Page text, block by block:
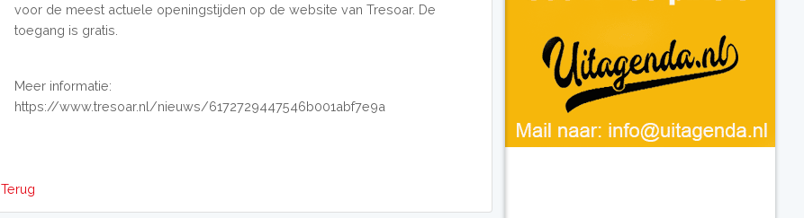
voor de meest actuele openingstijden op de website van Tresoar. De
toegang is gratis.
Meer informatie:
https://www.tresoar.nl/nieuws/6172729447546b001abf7e9a
Terug